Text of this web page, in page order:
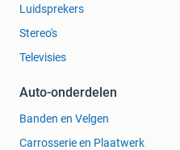
Luidsprekers
Stereo's
Televisies
Auto-onderdelen
Banden en Velgen
Carrosserie en Plaatwerk